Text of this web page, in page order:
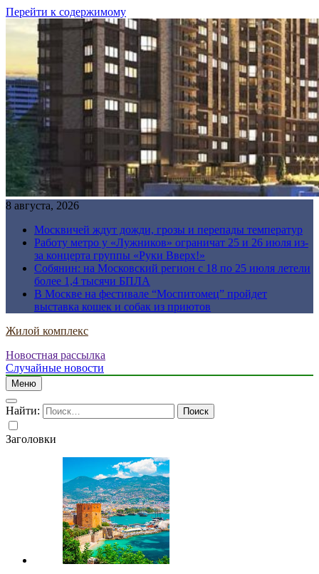
Перейти к содержимому
8 августа, 2026
Москвичей ждут дожди, грозы и перепады температур
Работу метро у «Лужников» ограничат 25 и 26 июля из-
за концерта группы «Руки Вверх!»
Собянин: на Московский регион с 18 по 25 июля летели
более 1,4 тысячи БПЛА
В Москве на фестивале “Моспитомец” пройдет
выставка кошек и собак из приютов
Жилой комплекс
Новостная рассылка
Случайные новости
Меню
Найти:
Заголовки